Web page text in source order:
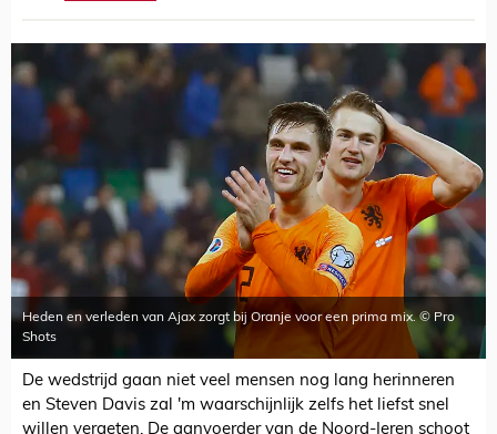
Heden en verleden van Ajax zorgt bij Oranje voor een prima mix. © Pro
Shots
De wedstrijd gaan niet veel mensen nog lang herinneren
en Steven Davis zal 'm waarschijnlijk zelfs het liefst snel
willen vergeten. De aanvoerder van de Noord-Ieren schoot